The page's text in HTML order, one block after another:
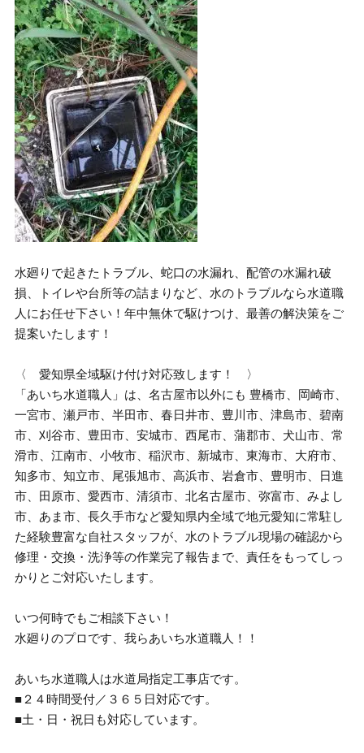
水廻りで起きたトラブル、蛇口の水漏れ、配管の水漏れ破
損、トイレや台所等の詰まりなど、水のトラブルなら水道職
人にお任せ下さい！年中無休で駆けつけ、最善の解決策をご
提案いたします！
〈 愛知県全域駆け付け対応致します！ 〉
「あいち水道職人」は、名古屋市以外にも 豊橋市、岡崎市、
一宮市、瀬戸市、半田市、春日井市、豊川市、津島市、碧南
市、刈谷市、豊田市、安城市、西尾市、蒲郡市、犬山市、常
滑市、江南市、小牧市、稲沢市、新城市、東海市、大府市、
知多市、知立市、尾張旭市、高浜市、岩倉市、豊明市、日進
市、田原市、愛西市、清須市、北名古屋市、弥富市、みよし
市、あま市、長久手市など愛知県内全域で地元愛知に常駐し
た経験豊富な自社スタッフが、水のトラブル現場の確認から
修理・交換・洗浄等の作業完了報告まで、責任をもってしっ
かりとご対応いたします。
いつ何時でもご相談下さい！
水廻りのプロです、我らあいち水道職人！！
あいち水道職人は水道局指定工事店です。
■２４時間受付／３６５日対応です。
■土・日・祝日も対応しています。